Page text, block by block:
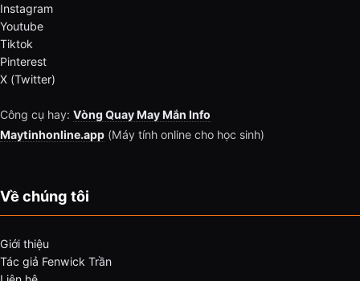
Instagram
Youtube
Tiktok
Pinterest
X (Twitter)
Công cụ hay: Vòng Quay May Mắn Info
Maytinhonline.app (Máy tính online cho học sinh)
Về chúng tôi
Giới thiệu
Tác giả Fenwick Trần